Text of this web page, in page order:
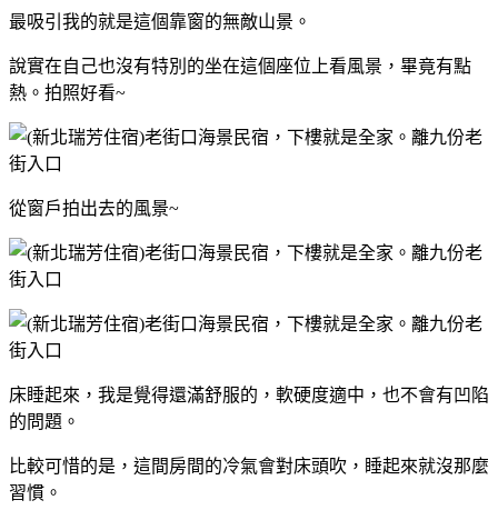
最吸引我的就是這個靠窗的無敵山景。
說實在自己也沒有特別的坐在這個座位上看風景，畢竟有點
熱。拍照好看~
從窗戶拍出去的風景~
床睡起來，我是覺得還滿舒服的，軟硬度適中，也不會有凹陷
的問題。
比較可惜的是，這間房間的冷氣會對床頭吹，睡起來就沒那麼
習慣。